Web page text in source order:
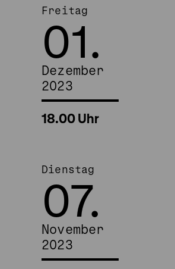
Freitag
01.
Dezember
2023
18.00 Uhr
Dienstag
07.
November
2023